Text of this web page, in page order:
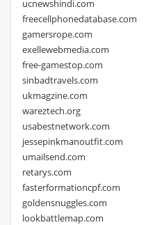
ucnewshindi.com
freecellphonedatabase.com
gamersrope.com
exellewebmedia.com
free-gamestop.com
sinbadtravels.com
ukmagzine.com
wareztech.org
usabestnetwork.com
jessepinkmanoutfit.com
umailsend.com
retarys.com
fasterformationcpf.com
goldensnuggles.com
lookbattlemap.com